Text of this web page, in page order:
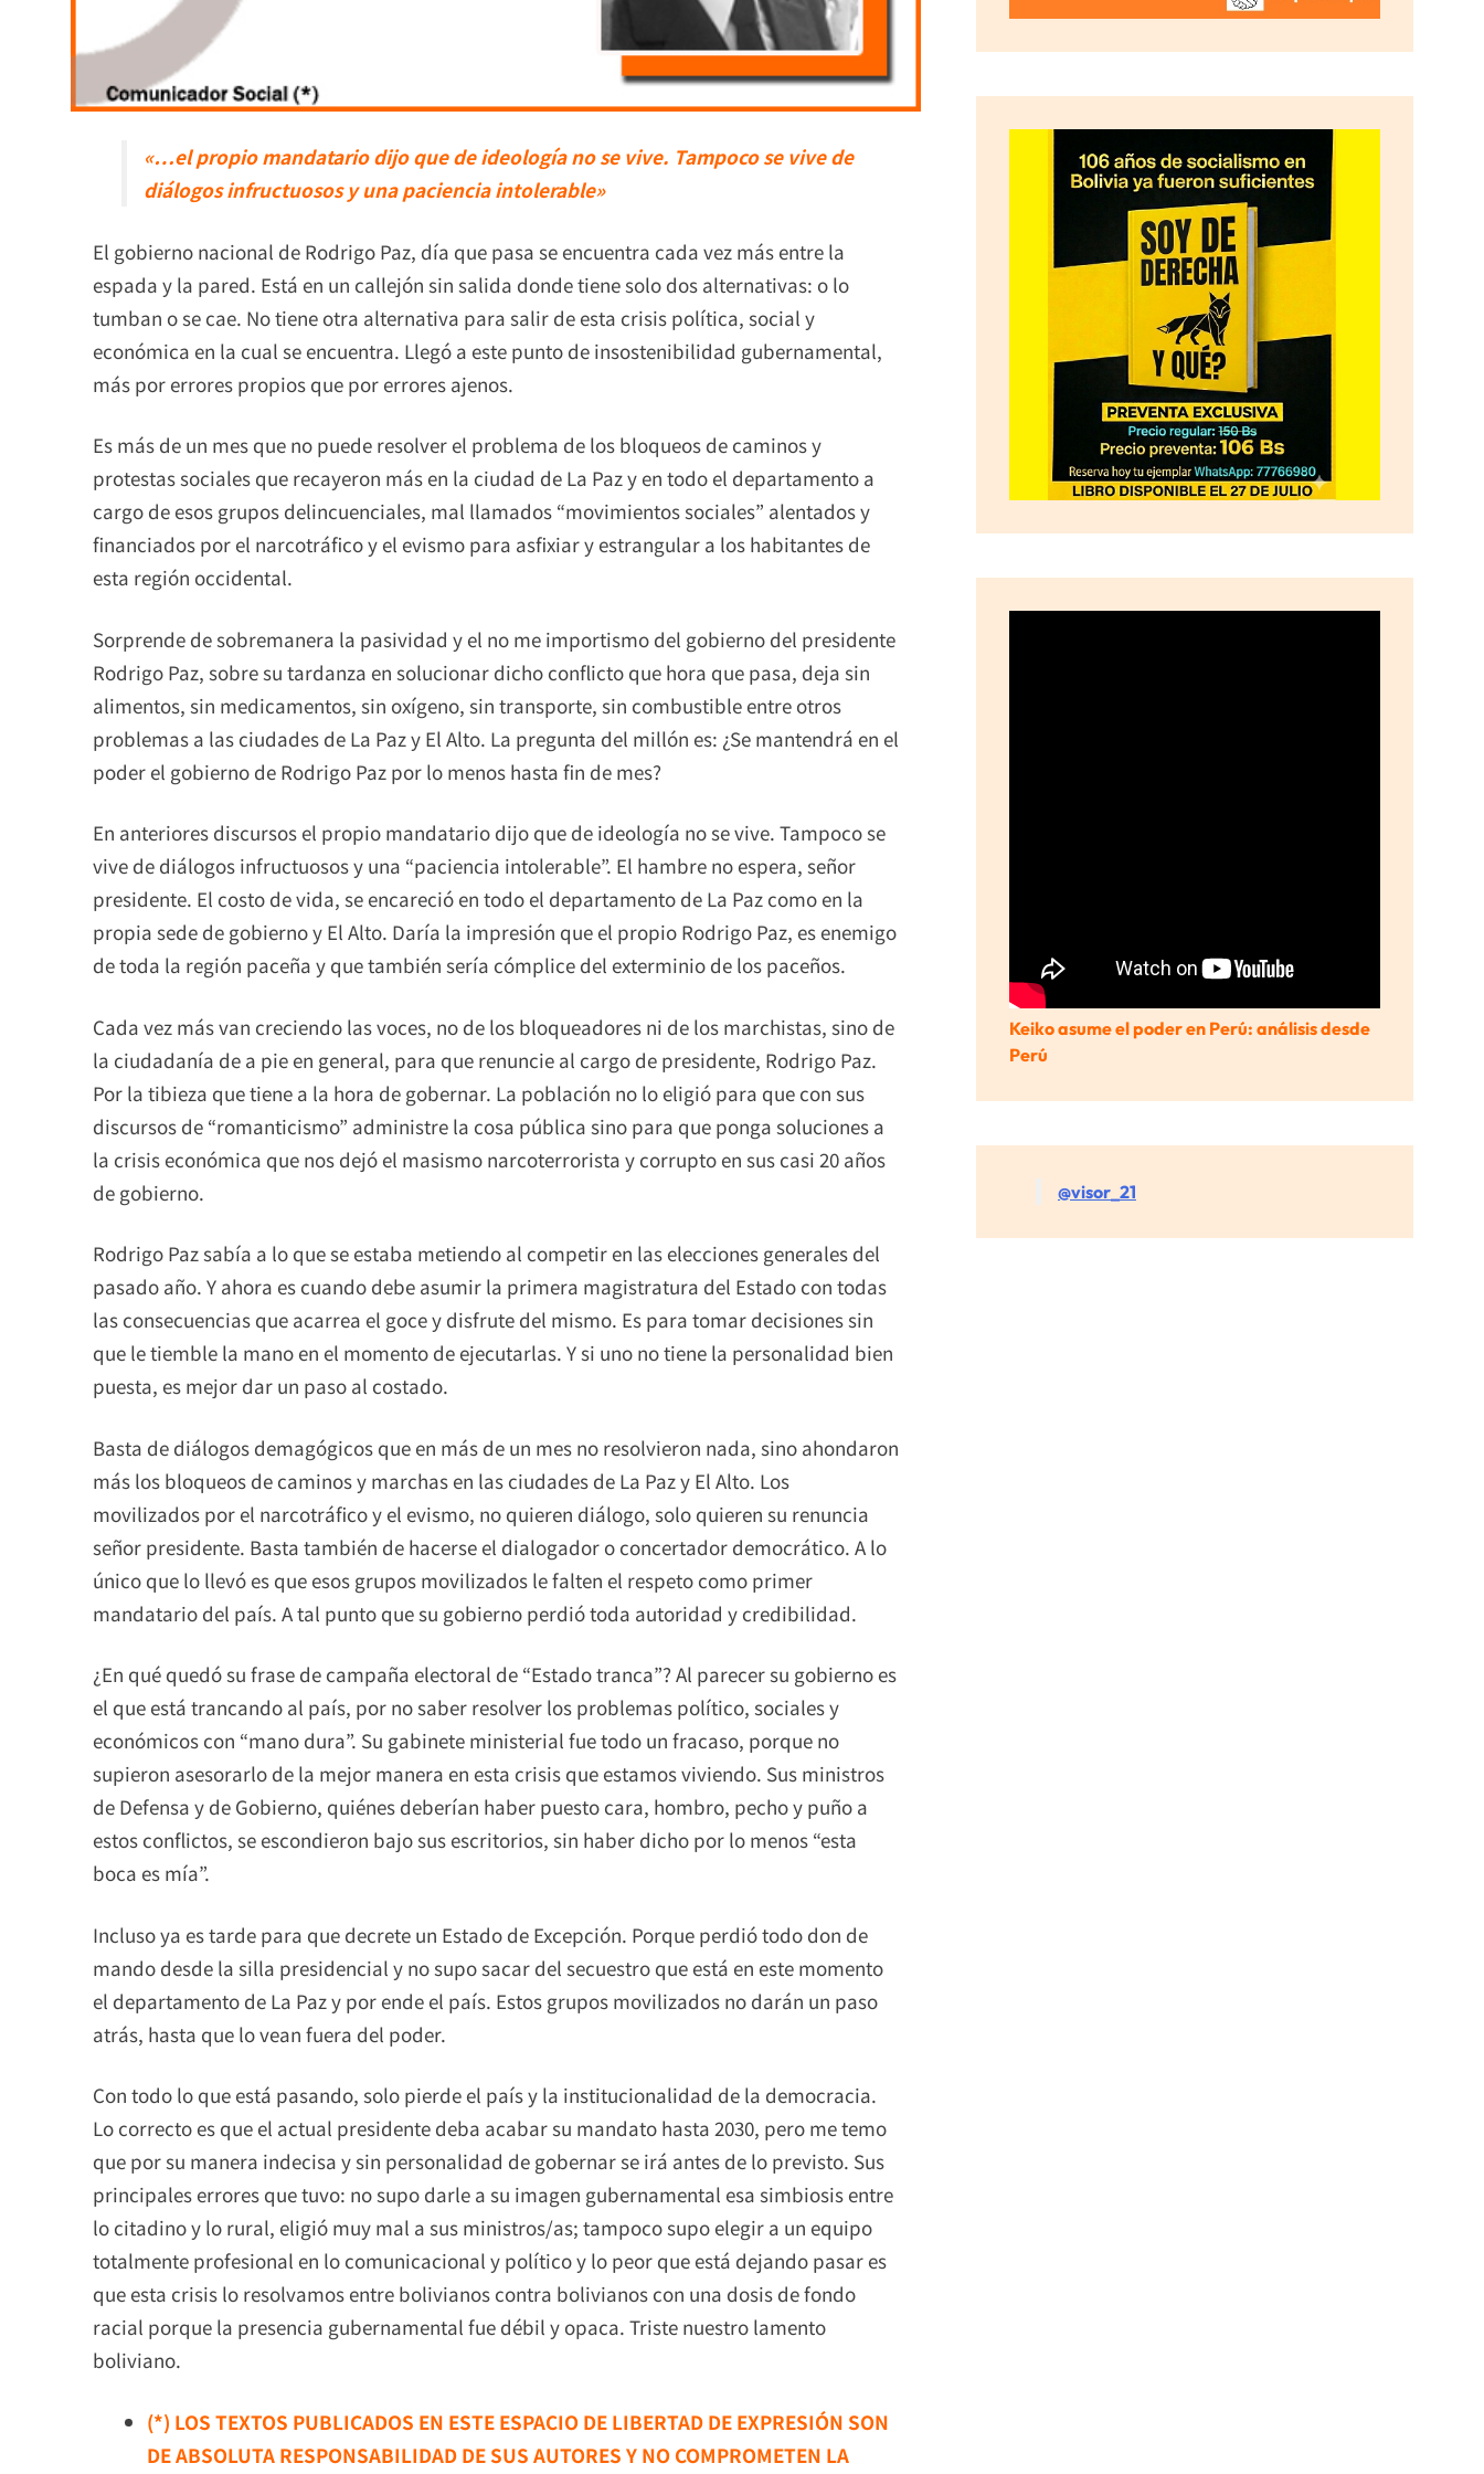
«…el propio mandatario dijo que de ideología no se vive. Tampoco se vive de
diálogos infructuosos y una paciencia intolerable»
El gobierno nacional de Rodrigo Paz, día que pasa se encuentra cada vez más entre la
espada y la pared. Está en un callejón sin salida donde tiene solo dos alternativas: o lo
tumban o se cae. No tiene otra alternativa para salir de esta crisis política, social y
económica en la cual se encuentra. Llegó a este punto de insostenibilidad gubernamental,
más por errores propios que por errores ajenos.
Es más de un mes que no puede resolver el problema de los bloqueos de caminos y
protestas sociales que recayeron más en la ciudad de La Paz y en todo el departamento a
cargo de esos grupos delincuenciales, mal llamados “movimientos sociales” alentados y
financiados por el narcotráfico y el evismo para asfixiar y estrangular a los habitantes de
esta región occidental.
Sorprende de sobremanera la pasividad y el no me importismo del gobierno del presidente
Rodrigo Paz, sobre su tardanza en solucionar dicho conflicto que hora que pasa, deja sin
alimentos, sin medicamentos, sin oxígeno, sin transporte, sin combustible entre otros
problemas a las ciudades de La Paz y El Alto. La pregunta del millón es: ¿Se mantendrá en el
poder el gobierno de Rodrigo Paz por lo menos hasta fin de mes?
En anteriores discursos el propio mandatario dijo que de ideología no se vive. Tampoco se
vive de diálogos infructuosos y una “paciencia intolerable”. El hambre no espera, señor
presidente. El costo de vida, se encareció en todo el departamento de La Paz como en la
propia sede de gobierno y El Alto. Daría la impresión que el propio Rodrigo Paz, es enemigo
de toda la región paceña y que también sería cómplice del exterminio de los paceños.
Cada vez más van creciendo las voces, no de los bloqueadores ni de los marchistas, sino de
la ciudadanía de a pie en general, para que renuncie al cargo de presidente, Rodrigo Paz.
Por la tibieza que tiene a la hora de gobernar. La población no lo eligió para que con sus
discursos de “romanticismo” administre la cosa pública sino para que ponga soluciones a
la crisis económica que nos dejó el masismo narcoterrorista y corrupto en sus casi 20 años
de gobierno.
Rodrigo Paz sabía a lo que se estaba metiendo al competir en las elecciones generales del
pasado año. Y ahora es cuando debe asumir la primera magistratura del Estado con todas
las consecuencias que acarrea el goce y disfrute del mismo. Es para tomar decisiones sin
que le tiemble la mano en el momento de ejecutarlas. Y si uno no tiene la personalidad bien
puesta, es mejor dar un paso al costado.
Basta de diálogos demagógicos que en más de un mes no resolvieron nada, sino ahondaron
más los bloqueos de caminos y marchas en las ciudades de La Paz y El Alto. Los
movilizados por el narcotráfico y el evismo, no quieren diálogo, solo quieren su renuncia
señor presidente. Basta también de hacerse el dialogador o concertador democrático. A lo
único que lo llevó es que esos grupos movilizados le falten el respeto como primer
mandatario del país. A tal punto que su gobierno perdió toda autoridad y credibilidad.
¿En qué quedó su frase de campaña electoral de “Estado tranca”? Al parecer su gobierno es
el que está trancando al país, por no saber resolver los problemas político, sociales y
económicos con “mano dura”. Su gabinete ministerial fue todo un fracaso, porque no
supieron asesorarlo de la mejor manera en esta crisis que estamos viviendo. Sus ministros
de Defensa y de Gobierno, quiénes deberían haber puesto cara, hombro, pecho y puño a
estos conflictos, se escondieron bajo sus escritorios, sin haber dicho por lo menos “esta
boca es mía”.
Incluso ya es tarde para que decrete un Estado de Excepción. Porque perdió todo don de
mando desde la silla presidencial y no supo sacar del secuestro que está en este momento
el departamento de La Paz y por ende el país. Estos grupos movilizados no darán un paso
atrás, hasta que lo vean fuera del poder.
Con todo lo que está pasando, solo pierde el país y la institucionalidad de la democracia.
Lo correcto es que el actual presidente deba acabar su mandato hasta 2030, pero me temo
que por su manera indecisa y sin personalidad de gobernar se irá antes de lo previsto. Sus
principales errores que tuvo: no supo darle a su imagen gubernamental esa simbiosis entre
lo citadino y lo rural, eligió muy mal a sus ministros/as; tampoco supo elegir a un equipo
totalmente profesional en lo comunicacional y político y lo peor que está dejando pasar es
que esta crisis lo resolvamos entre bolivianos contra bolivianos con una dosis de fondo
racial porque la presencia gubernamental fue débil y opaca. Triste nuestro lamento
boliviano.
(*) LOS TEXTOS PUBLICADOS EN ESTE ESPACIO DE LIBERTAD DE EXPRESIÓN SON
DE ABSOLUTA RESPONSABILIDAD DE SUS AUTORES Y NO COMPROMETEN LA
Keiko asume el poder en Perú: análisis desde
Perú
@visor_21